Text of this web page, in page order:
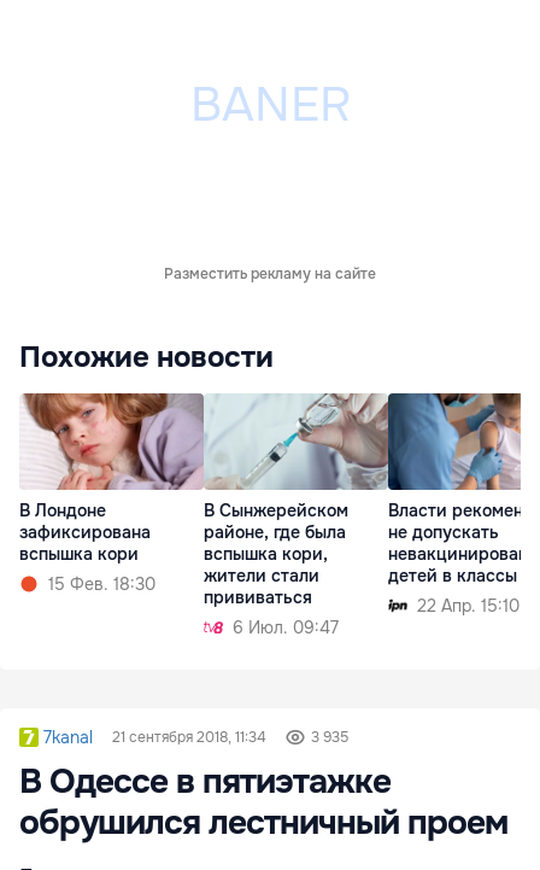
Разместить рекламу на сайте
Похожие новости
В Лондоне
зафиксирована
вспышка кори
15 Фев. 18:30
В Сынжерейском
районе, где была
вспышка кори,
жители стали
прививаться
6 Июл. 09:47
Власти
не допускать
детей в классы
22 Апр. 15:10
7kanal 21 сентября 2018, 11:34 3 935
В Одессе в пятиэтажке
обрушился лестничный проем